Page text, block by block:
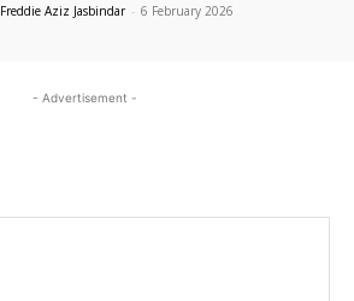
Freddie Aziz Jasbindar - 6 February 2026
- Advertisement -